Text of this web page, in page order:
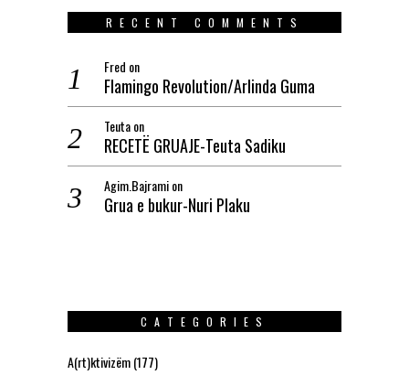
RECENT COMMENTS
Fred on
Flamingo Revolution/Arlinda Guma
Teutaon
RECETË GRUAJE-Teuta Sadiku
Agim.Bajramion
Grua e bukur-Nuri Plaku
CATEGORIES
A(rt)ktivizëm(177)